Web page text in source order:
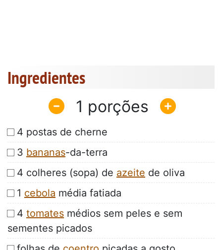
Ingredientes
1
4 postas de cherne
3 bananas-da-terra
4 colheres (sopa) de azeite de oliva
1 cebola média fatiada
4 tomates médios sem peles e sem
sementes picados